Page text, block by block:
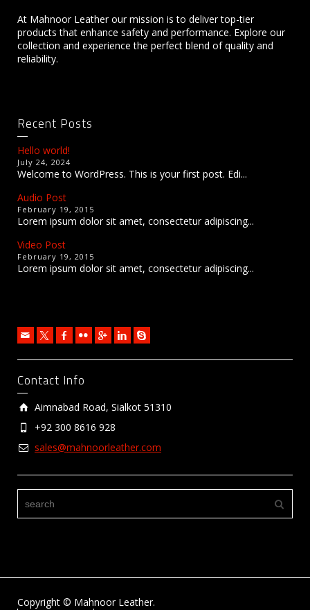
At Mahnoor Leather our mission is to deliver top-tier
products that enhance safety and performance. Explore our
collection and experience the perfect blend of quality and
reliability.
Recent Posts
Hello world!
July 24, 2024
Welcome to WordPress. This is your first post. Edi...
Audio Post
February 19, 2015
Lorem ipsum dolor sit amet, consectetur adipiscing...
Video Post
February 19, 2015
Lorem ipsum dolor sit amet, consectetur adipiscing...
Contact Info
Aimnabad Road, Sialkot 51310
+92 300 8616 928
sales@mahnoorleather.com
Copyright © Mahnoor Leather.